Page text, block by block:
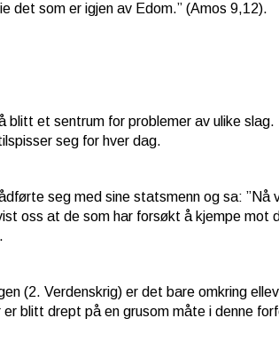
det som er igjen av Edom.” (Amos 9,12).
blitt et sentrum for problemer av ulike slag.
seg for hver dag.
seg med sine statsmenn og sa: ”Nå
oss at de som har forsøkt å kjempe mot
(2. Verdenskrig) er det bare omkring
er blitt drept på en grusom måte i denne